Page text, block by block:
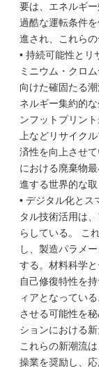
要は、エネルギ
過酷な運転条件
進され、これら
• 持続可能性とリ
ミニウム・クロ
向けた確固たる
ネルギー集約的
ンフットプリン
上などリサイク
済性を向上させ
における廃棄物
進する世界的な取
• デジタル化とス
タル技術活用は
らしている。 こ
し、製造パラメ
する。材料科学
自己修復特性を
ィアとなってい
させる可能性を
ションにおける
これらの新潮流
操業を奨励し、